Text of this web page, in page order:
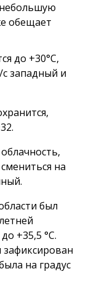
обещает
до +30°С,
западный и
на
был
+35,5 °С.
на градус